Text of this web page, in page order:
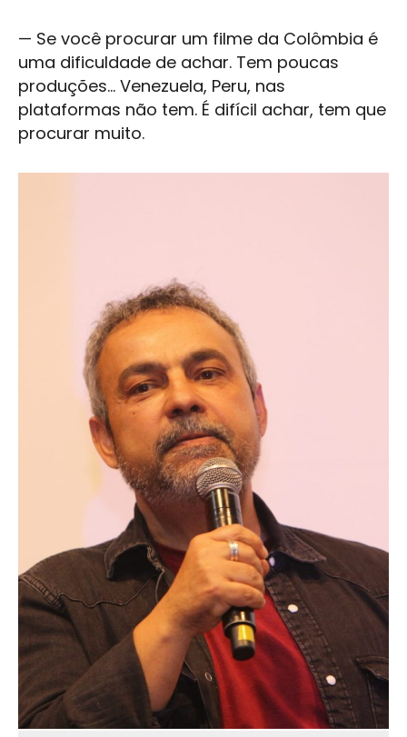
— Se você procurar um filme da Colômbia é
uma dificuldade de achar. Tem poucas
produções... Venezuela, Peru, nas
plataformas não tem. É difícil achar, tem que
procurar muito.